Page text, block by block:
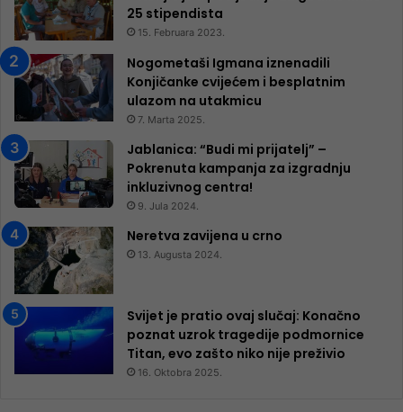
25 ​​stipendista
15. Februara 2023.
Nogometaši Igmana iznenadili
Konjičanke cvijećem i besplatnim
ulazom na utakmicu
7. Marta 2025.
Jablanica: “Budi mi prijatelj” –
Pokrenuta kampanja za izgradnju
inkluzivnog centra!
9. Jula 2024.
Neretva zavijena u crno
13. Augusta 2024.
Svijet je pratio ovaj slučaj: Konačno
poznat uzrok tragedije podmornice
Titan, evo zašto niko nije preživio
16. Oktobra 2025.